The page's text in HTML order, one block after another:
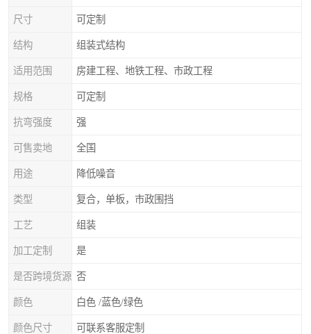
尺寸 可定制
结构 组装式结构
适用范围 房建工程、地铁工程、市政工程
规格 可定制
抗弯强度 强
可售卖地 全国
用途 降低噪音
类型 复合，单板，市政围挡
工艺 组装
加工定制 是
是否跨境货源 否
颜色 白色 /蓝色/绿色
颜色尺寸 可联系客服定制